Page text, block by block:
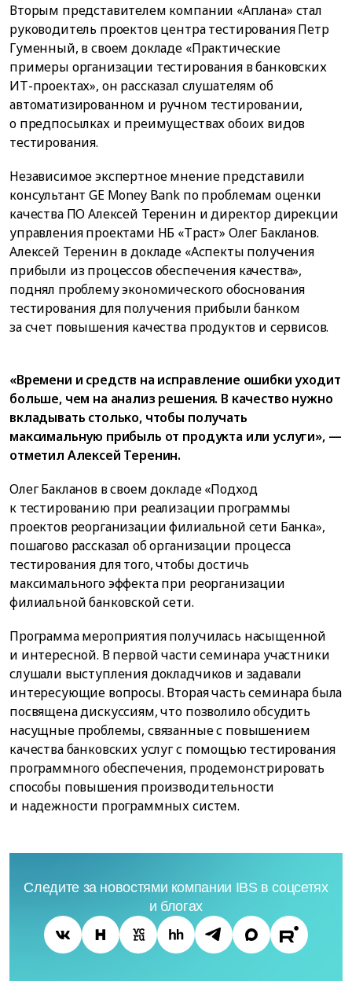
Вторым представителем компании «Аплана» стал
руководитель проектов центра тестирования Петр
Гуменный, в своем докладе «Практические
примеры организации тестирования в банковских
ИТ-проектах», он рассказал слушателям об
автоматизированном и ручном тестировании,
о предпосылках и преимуществах обоих видов
тестирования.
Независимое экспертное мнение представили
консультант GE Money Bank по проблемам оценки
качества ПО Алексей Теренин и директор дирекции
управления проектами НБ «Траст» Олег Бакланов.
Алексей Теренин в докладе «Аспекты получения
прибыли из процессов обеспечения качества»,
поднял проблему экономического обоснования
тестирования для получения прибыли банком
за счет повышения качества продуктов и сервисов.
«Времени и средств на исправление ошибки уходит
больше, чем на анализ решения. В качество нужно
вкладывать столько, чтобы получать
максимальную прибыль от продукта или услуги», —
отметил Алексей Теренин.
Олег Бакланов в своем докладе «Подход
к тестированию при реализации программы
проектов реорганизации филиальной сети Банка»,
пошагово рассказал об организации процесса
тестирования для того, чтобы достичь
максимального эффекта при реорганизации
филиальной банковской сети.
Программа мероприятия получилась насыщенной
и интересной. В первой части семинара участники
слушали выступления докладчиков и задавали
интересующие вопросы. Вторая часть семинара была
посвящена дискуссиям, что позволило обсудить
насущные проблемы, связанные с повышением
качества банковских услуг с помощью тестирования
программного обеспечения, продемонстрировать
способы повышения производительности
и надежности программных систем.
Следите за новостями компании IBS в соцсетях
и блогах